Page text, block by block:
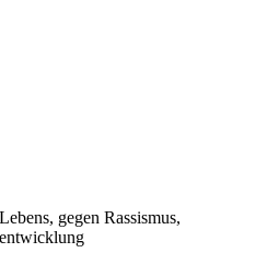
gegen Rassismus,